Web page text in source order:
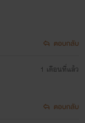
ตอบกลับ
1 เดือนที่แล้ว
ตอบกลับ